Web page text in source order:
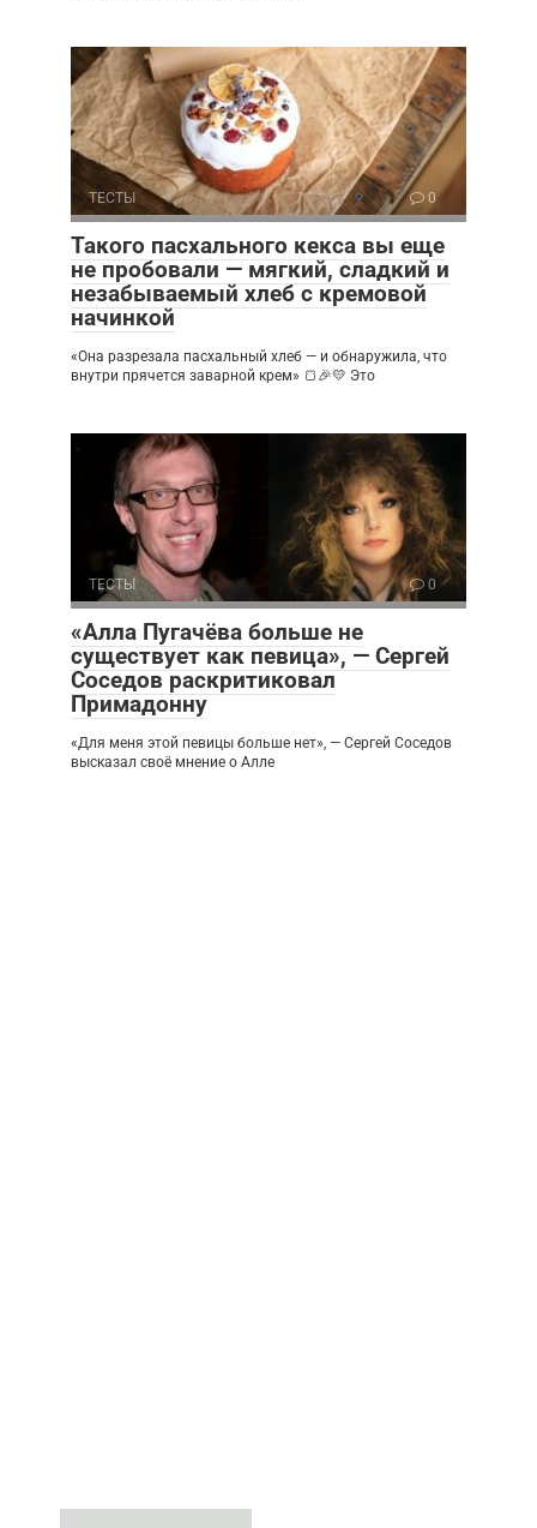
ТЕСТЫ 0
Такого пасхального кекса вы еще
не пробовали — мягкий, сладкий и
незабываемый хлеб с кремовой
начинкой
«Она разрезала пасхальный хлеб — и обнаружила, что
внутри прячется заварной крем» 🍞🎉💛 Это
ТЕСТЫ 0
«Алла Пугачёва больше не
существует как певица», — Сергей
Соседов раскритиковал
Примадонну
«Для меня этой певицы больше нет», — Сергей Соседов
высказал своё мнение о Алле